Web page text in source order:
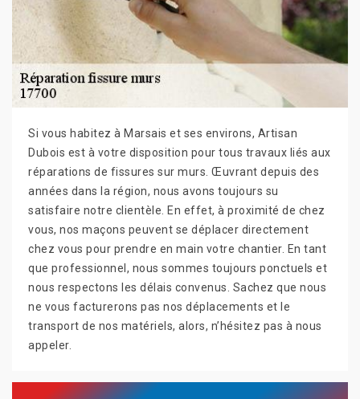
Si vous habitez à Marsais et ses environs, Artisan
Dubois est à votre disposition pour tous travaux liés aux
réparations de fissures sur murs. Œuvrant depuis des
années dans la région, nous avons toujours su
satisfaire notre clientèle. En effet, à proximité de chez
vous, nos maçons peuvent se déplacer directement
chez vous pour prendre en main votre chantier. En tant
que professionnel, nous sommes toujours ponctuels et
nous respectons les délais convenus. Sachez que nous
ne vous facturerons pas nos déplacements et le
transport de nos matériels, alors, n’hésitez pas à nous
appeler.